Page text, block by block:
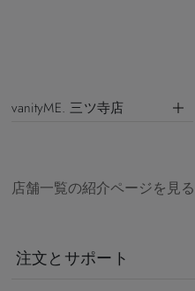
vanityME. 三ツ寺店
店舗一覧の紹介ページを見る
注文とサポート